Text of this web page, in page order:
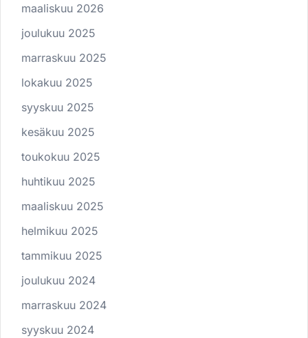
maaliskuu 2026
joulukuu 2025
marraskuu 2025
lokakuu 2025
syyskuu 2025
kesäkuu 2025
toukokuu 2025
huhtikuu 2025
maaliskuu 2025
helmikuu 2025
tammikuu 2025
joulukuu 2024
marraskuu 2024
syyskuu 2024